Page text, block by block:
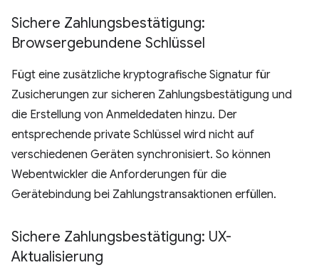
Sichere Zahlungsbestätigung:
Browsergebundene Schlüssel
Fügt eine zusätzliche kryptografische Signatur für
Zusicherungen zur sicheren Zahlungsbestätigung und
die Erstellung von Anmeldedaten hinzu. Der
entsprechende private Schlüssel wird nicht auf
verschiedenen Geräten synchronisiert. So können
Webentwickler die Anforderungen für die
Gerätebindung bei Zahlungstransaktionen erfüllen.
Sichere Zahlungsbestätigung: UX-
Aktualisierung